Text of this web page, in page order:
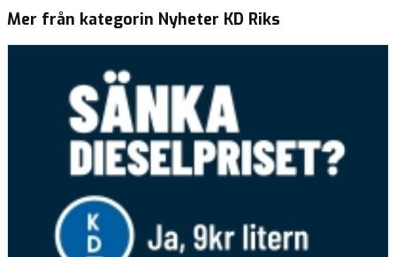
Mer från kategorin Nyheter KD Riks